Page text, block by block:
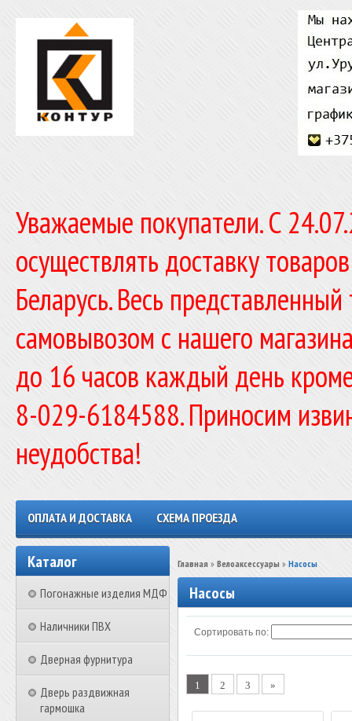
Уважаемые покупатели. C
осуществлять доставку
Беларусь. Весь
самовывозом с нашего
до 16 часов каждый день
8-029-6184588. Приносим
неудобства!
ОПЛАТА И ДОСТАВКА СХЕМА ПРОЕЗДА
Каталог
Погонажные изделия МДФ
Наличники ПВХ
Дверная фурнитура
Дверь раздвижная
гармошка
Главная » Велоаксессуары » Насосы
Насосы
Сортировать по:
1 2 3 »